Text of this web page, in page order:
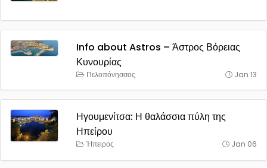
Info about Astros – Άστρος Βόρειας
Κυνουρίας
Πελοπόνησσος Jan 13
Ηγουμενίτσα: Η θαλάσσια πύλη της
Ηπείρου
Ήπειρος Jan 06